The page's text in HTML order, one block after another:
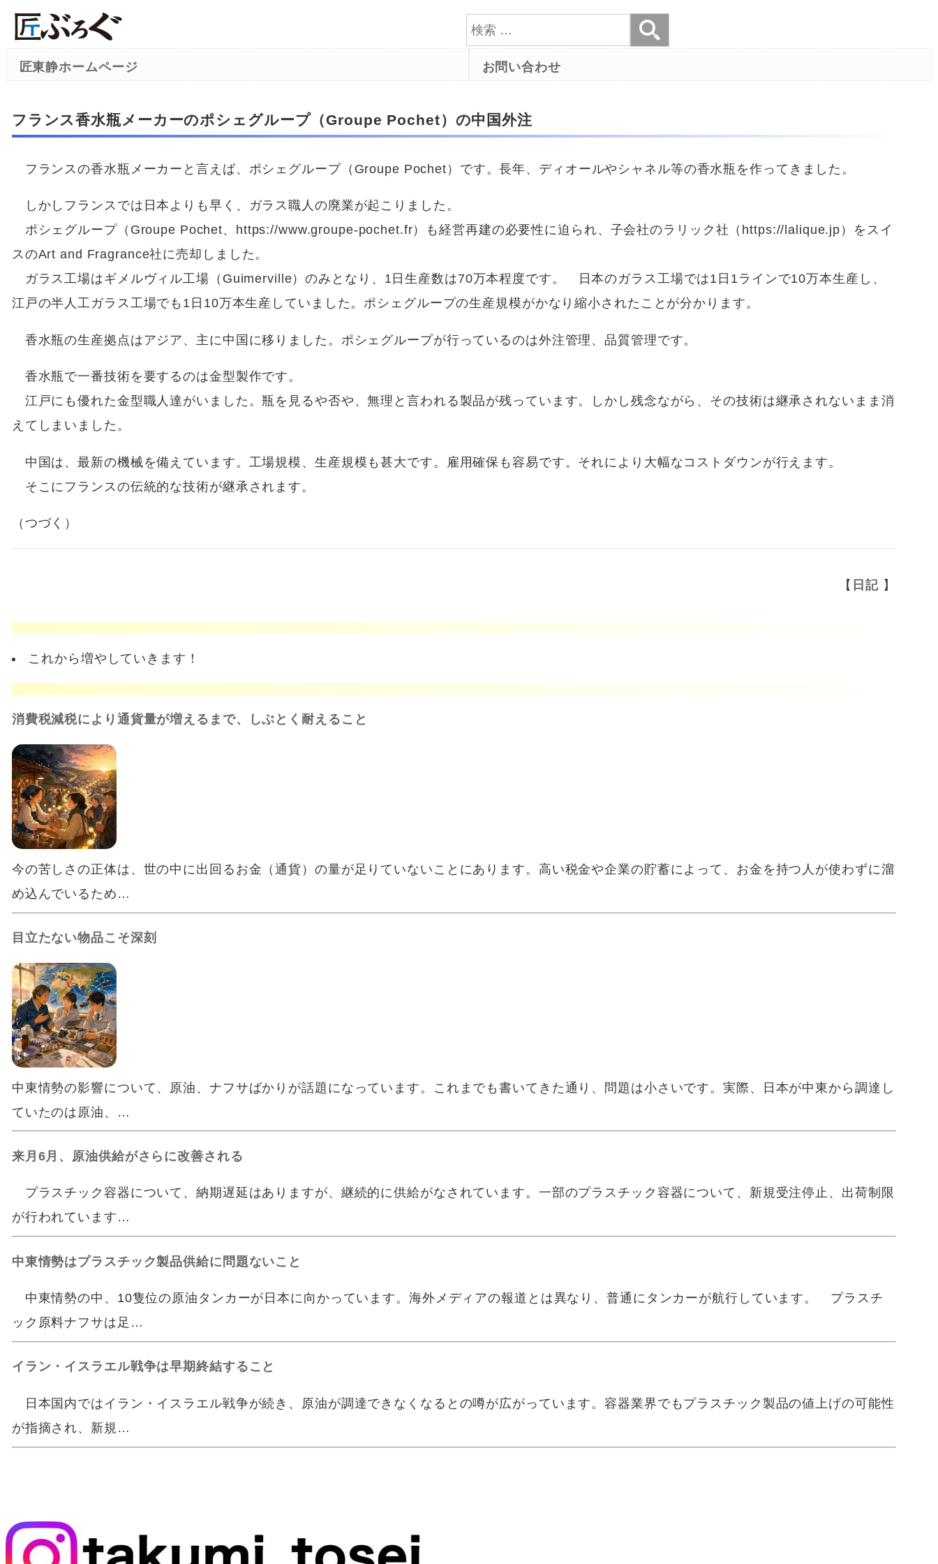
フランス香水瓶メーカーのポシェグループ（Groupe Pochet）の中国外注
フランスの香水瓶メーカーと言えば、ポシェグループ（Groupe Pochet）です。長年、ディオールやシャネル等の香水瓶を作ってきました。
しかしフランスでは日本よりも早く、ガラス職人の廃業が起こりました。
ポシェグループ（Groupe Pochet、https://www.groupe-pochet.fr）も経営再建の必要性に迫られ、子会社のラリック社（https://lalique.jp）をスイ
スのArt and Fragrance社に売却しました。
ガラス工場はギメルヴィル工場（Guimerville）のみとなり、1日生産数は70万本程度です。 日本のガラス工場では1日1ラインで10万本生産し、
江戸の半人工ガラス工場でも1日10万本生産していました。ポシェグループの生産規模がかなり縮小されたことが分かります。
香水瓶の生産拠点はアジア、主に中国に移りました。ポシェグループが行っているのは外注管理、品質管理です。
香水瓶で一番技術を要するのは金型製作です。
江戸にも優れた金型職人達がいました。瓶を見るや否や、無理と言われる製品が残っています。しかし残念ながら、その技術は継承されないまま消
えてしまいました。
中国は、最新の機械を備えています。工場規模、生産規模も甚大です。雇用確保も容易です。それにより大幅なコストダウンが行えます。
そこにフランスの伝統的な技術が継承されます。
（つづく）
【 日記】
これから増やしていきます！
消費税減税により通貨量が増えるまで、しぶとく耐えること
今の苦しさの正体は、世の中に出回るお金（通貨）の量が足りていないことにあります。高い税金や企業の貯蓄によって、お金を持つ人が使わずに溜
め込んでいるため…
目立たない物品こそ深刻
中東情勢の影響について、原油、ナフサばかりが話題になっています。これまでも書いてきた通り、問題は小さいです。実際、日本が中東から調達し
ていたのは原油、…
来月6月、原油供給がさらに改善される
プラスチック容器について、納期遅延はありますが、継続的に供給がなされています。一部のプラスチック容器について、新規受注停止、出荷制限
が行われています…
中東情勢はプラスチック製品供給に問題ないこと
中東情勢の中、10隻位の原油タンカーが日本に向かっています。海外メディアの報道とは異なり、普通にタンカーが航行しています。 プラスチ
ック原料ナフサは足…
イラン・イスラエル戦争は早期終結すること
日本国内ではイラン・イスラエル戦争が続き、原油が調達できなくなるとの噂が広がっています。容器業界でもプラスチック製品の値上げの可能性
が指摘され、新規…
匠東静ホームページ お問い合わせ